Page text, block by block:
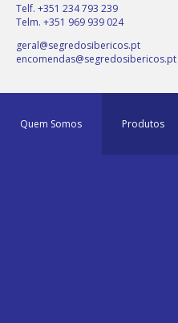
Telf. +351 234 793 239
Telm. +351 969 939 024
geral@segredosibericos.pt
encomendas@segredosibericos.pt
Quem Somos Produtos